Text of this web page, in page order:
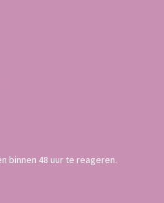
binnen 48 uur te reageren.